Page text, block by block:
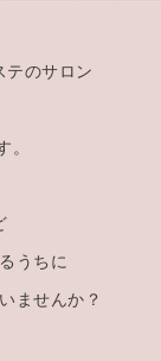
テのサロン
。
うちに
ませんか？